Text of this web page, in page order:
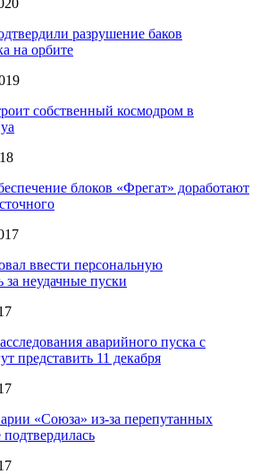
разрушение баков
на орбите
собственный космодром в
блоков «Фрегат» доработают
ввести персональную
за неудачные пуски
аварийного пуска с
представить 11 декабря
«Союза» из-за перепутанных